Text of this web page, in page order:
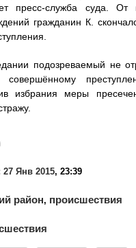
пресс-служба суда. От
гражданин К.
подозреваемый не
совершённому
избрания меры
27 Янв 2015, 23:39
район, происшествия